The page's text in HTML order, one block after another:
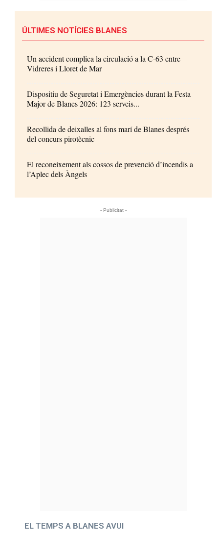
ÚLTIMES NOTÍCIES BLANES
Un accident complica la circulació a la C-63 entre
Vidreres i Lloret de Mar
Dispositiu de Seguretat i Emergències durant la Festa
Major de Blanes 2026: 123 serveis...
Recollida de deixalles al fons marí de Blanes després
del concurs pirotècnic
El reconeixement als cossos de prevenció d’incendis a
l’Aplec dels Àngels
- Publicitat -
EL TEMPS A BLANES AVUI